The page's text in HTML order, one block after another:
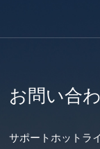
お問い合
サポートホットラ